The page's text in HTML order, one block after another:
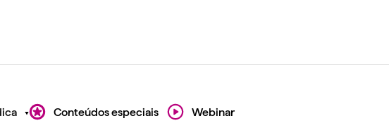
Conteúdos especiais Webinar